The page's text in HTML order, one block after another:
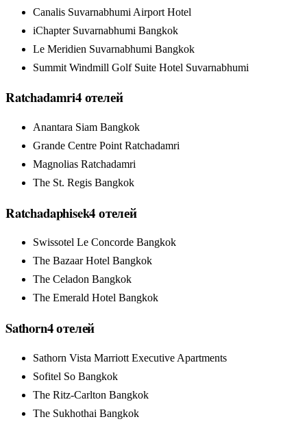
Canalis Suvarnabhumi Airport Hotel
iChapter Suvarnabhumi Bangkok
Le Meridien Suvarnabhumi Bangkok
Summit Windmill Golf Suite Hotel Suvarnabhumi
Ratchadamri4отелей
Anantara Siam Bangkok
Grande Centre Point Ratchadamri
Magnolias Ratchadamri
The St. Regis Bangkok
Ratchadaphisek4отелей
Swissotel Le Concorde Bangkok
The Bazaar Hotel Bangkok
The Celadon Bangkok
The Emerald Hotel Bangkok
Sathorn4отелей
Sathorn Vista Marriott Executive Apartments
Sofitel So Bangkok
The Ritz-Carlton Bangkok
The Sukhothai Bangkok